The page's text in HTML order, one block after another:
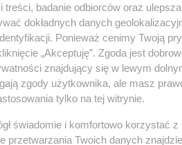
badanie odbiorców oraz
dokładnych danych
Ponieważ cenimy Twoją
„Akceptuję”. Zgoda jest
znajdujący się w lewym
zgody użytkownika, ale masz
tylko na tej witrynie.
świadomie i komfortowo korzystać
przetwarzania Twoich danych